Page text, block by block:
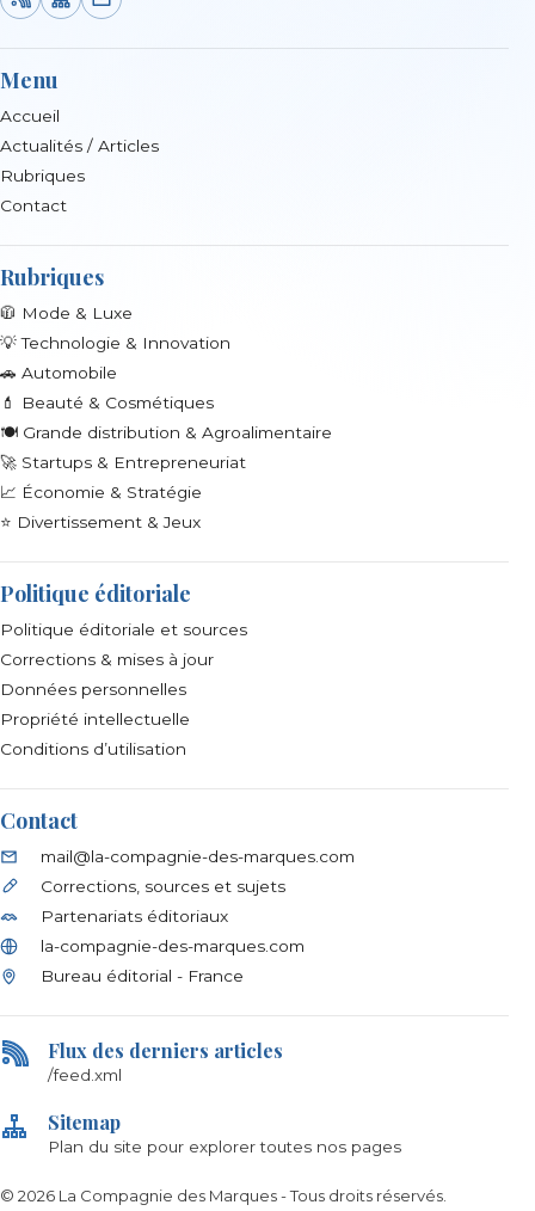
Menu
Accueil
Actualités / Articles
Rubriques
Contact
Rubriques
🧥 Mode & Luxe
💡 Technologie & Innovation
🚗 Automobile
💄 Beauté & Cosmétiques
🍽️ Grande distribution & Agroalimentaire
🚀 Startups & Entrepreneuriat
📈 Économie & Stratégie
⭐ Divertissement & Jeux
Politique éditoriale
Politique éditoriale et sources
Corrections & mises à jour
Données personnelles
Propriété intellectuelle
Conditions d’utilisation
Contact
mail@la-compagnie-des-marques.com
Corrections, sources et sujets
Partenariats éditoriaux
la-compagnie-des-marques.com
Bureau éditorial - France
Flux des derniers articles
/feed.xml
Sitemap
Plan du site pour explorer toutes nos pages
© 2026 La Compagnie des Marques- Tous droits réservés.